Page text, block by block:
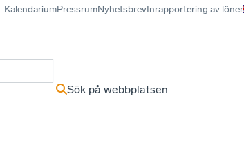
KalendariumPressrumNyhetsbrevInrapportering av löner
Sök på webbplatsen